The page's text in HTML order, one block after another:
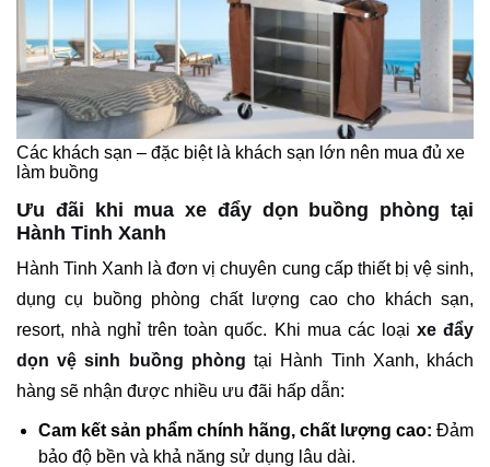
Các khách sạn – đặc biệt là khách sạn lớn nên mua đủ xe
làm buồng
Ưu đãi khi mua xe đẩy dọn buồng phòng tại
Hành Tinh Xanh
Hành Tinh Xanh là đơn vị chuyên cung cấp thiết bị vệ sinh,
dụng cụ buồng phòng chất lượng cao cho khách sạn,
resort, nhà nghỉ trên toàn quốc. Khi mua các loại xe đẩy
dọn vệ sinh buồng phòng tại Hành Tinh Xanh, khách
hàng sẽ nhận được nhiều ưu đãi hấp dẫn:
Cam kết sản phẩm chính hãng, chất lượng cao: Đảm
bảo độ bền và khả năng sử dụng lâu dài.